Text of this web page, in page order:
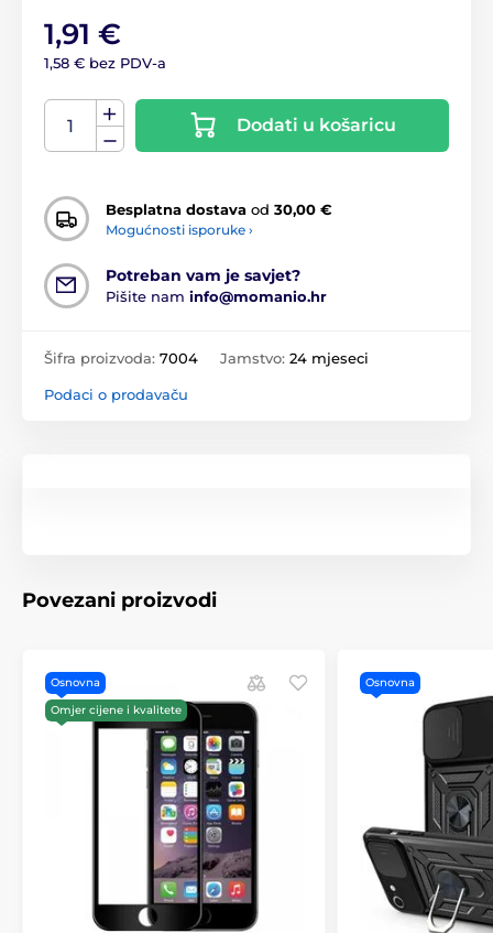
1,91 €
1,58 € bez PDV-a
Dodati u košaricu
Besplatna dostava od 30,00 €
Mogućnosti isporuke ›
Potreban vam je savjet?
Pišite nam info@momanio.hr
Šifra proizvoda: 7004 Jamstvo: 24 mjeseci
Podaci o prodavaču
Povezani proizvodi
Osnovna
Omjer cijene i kvalitete
Osnovna